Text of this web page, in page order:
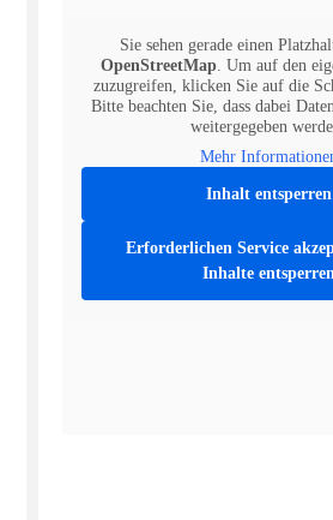
Sie sehen gerade einen
OpenStreetMap. Um auf den
zuzugreifen, klicken Sie auf die
Bitte beachten Sie, dass dabei
weitergegeben
Mehr
Inhalt entsperren
Erforderlichen Service
Inhalte